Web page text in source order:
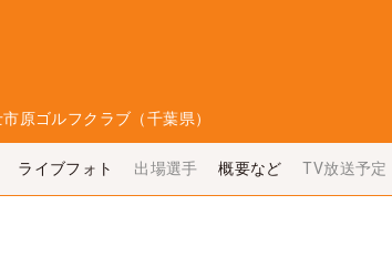
原ゴルフクラブ（千葉県）
ライブフォト 出場選手 概要など TV放送予定